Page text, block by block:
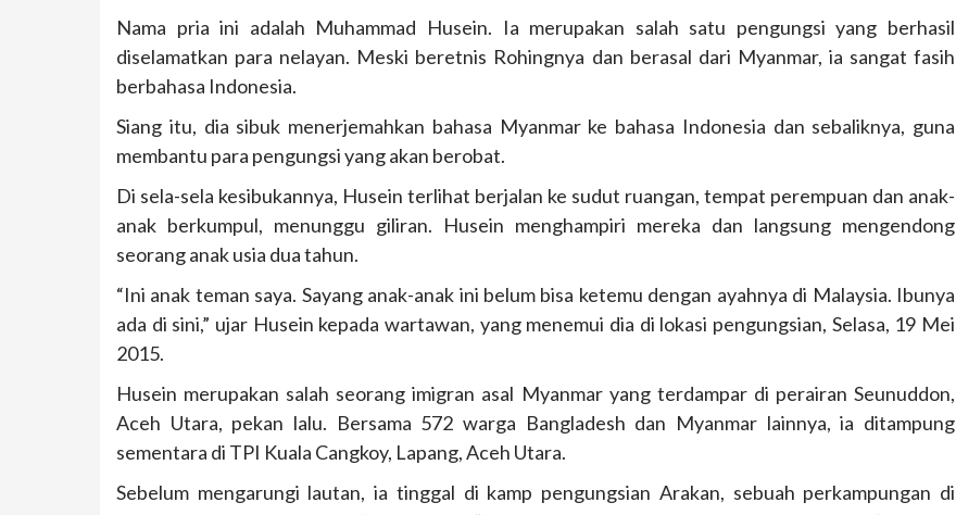
Nama pria ini adalah Muhammad Husein. Ia merupakan salah satu pengungsi yang berhasil
diselamatkan para nelayan. Meski beretnis Rohingnya dan berasal dari Myanmar, ia sangat fasih
berbahasa Indonesia.
Siang itu, dia sibuk menerjemahkan bahasa Myanmar ke bahasa Indonesia dan sebaliknya, guna
membantu para pengungsi yang akan berobat.
Di sela-sela kesibukannya, Husein terlihat berjalan ke sudut ruangan, tempat perempuan dan anak-
anak berkumpul, menunggu giliran. Husein menghampiri mereka dan langsung mengendong
seorang anak usia dua tahun.
“Ini anak teman saya. Sayang anak-anak ini belum bisa ketemu dengan ayahnya di Malaysia. Ibunya
ada di sini,” ujar Husein kepada wartawan, yang menemui dia di lokasi pengungsian, Selasa, 19 Mei
2015.
Husein merupakan salah seorang imigran asal Myanmar yang terdampar di perairan Seunuddon,
Aceh Utara, pekan lalu. Bersama 572 warga Bangladesh dan Myanmar lainnya, ia ditampung
sementara di TPI Kuala Cangkoy, Lapang, Aceh Utara.
Sebelum mengarungi lautan, ia tinggal di kamp pengungsian Arakan, sebuah perkampungan di